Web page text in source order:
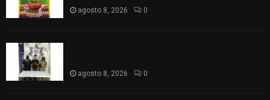
agosto 8, 2026 0
agosto 8, 2026 0